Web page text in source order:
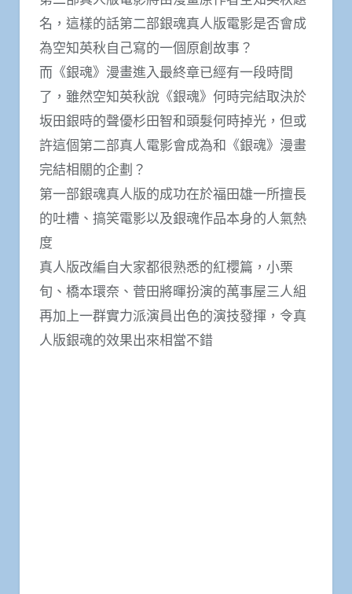
名，這樣的話第二部銀魂真人版電影是否會成
為空知英秋自己寫的一個原創故事？
而《銀魂》漫畫進入最終章已經有一段時間
了，雖然空知英秋說《銀魂》何時完結取決於
坂田銀時的聲優杉田智和頭髮何時掉光，但或
許這個第二部真人電影會成為和《銀魂》漫畫
完結相關的企劃？
第一部銀魂真人版的成功在於福田雄一所擅長
的吐槽、搞笑電影以及銀魂作品本身的人氣熱
度
真人版改編自大家都很熟悉的紅櫻篇，小栗
旬、橋本環奈、菅田將暉扮演的萬事屋三人組
再加上一群實力派演員出色的演技發揮，令真
人版銀魂的效果出來相當不錯